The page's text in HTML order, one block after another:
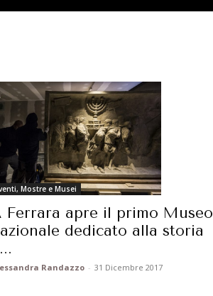
Mostre e Musei
Ferrara apre il primo Museo
dedicato alla storia
Randazzo - 31 Dicembre 2017